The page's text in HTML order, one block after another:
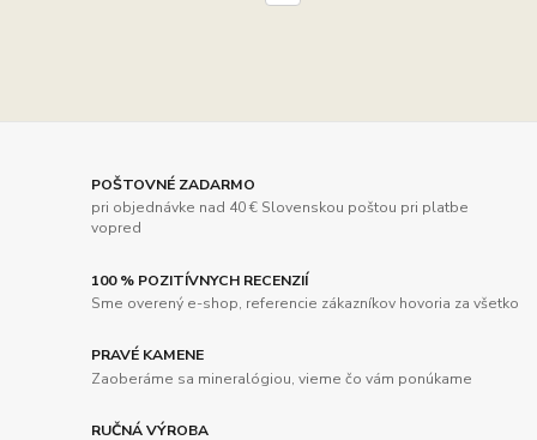
POŠTOVNÉ ZADARMO
pri objednávke nad 40 € Slovenskou poštou pri platbe
vopred
100 % POZITÍVNYCH RECENZIÍ
Sme overený e-shop, referencie zákazníkov hovoria za všetko
PRAVÉ KAMENE
Zaoberáme sa mineralógiou, vieme čo vám ponúkame
RUČNÁ VÝROBA